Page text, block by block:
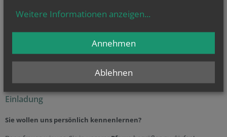
Telefonnummer 0676 / 509 26 61
Ereichbarkeit der Seelsorger (für Notfälle)
Priesternotruf:142
Einladung
Sie wollen uns persönlich kennenlernen?
Weitere Informationen anzeigen...
Ablehnen
Annehmen